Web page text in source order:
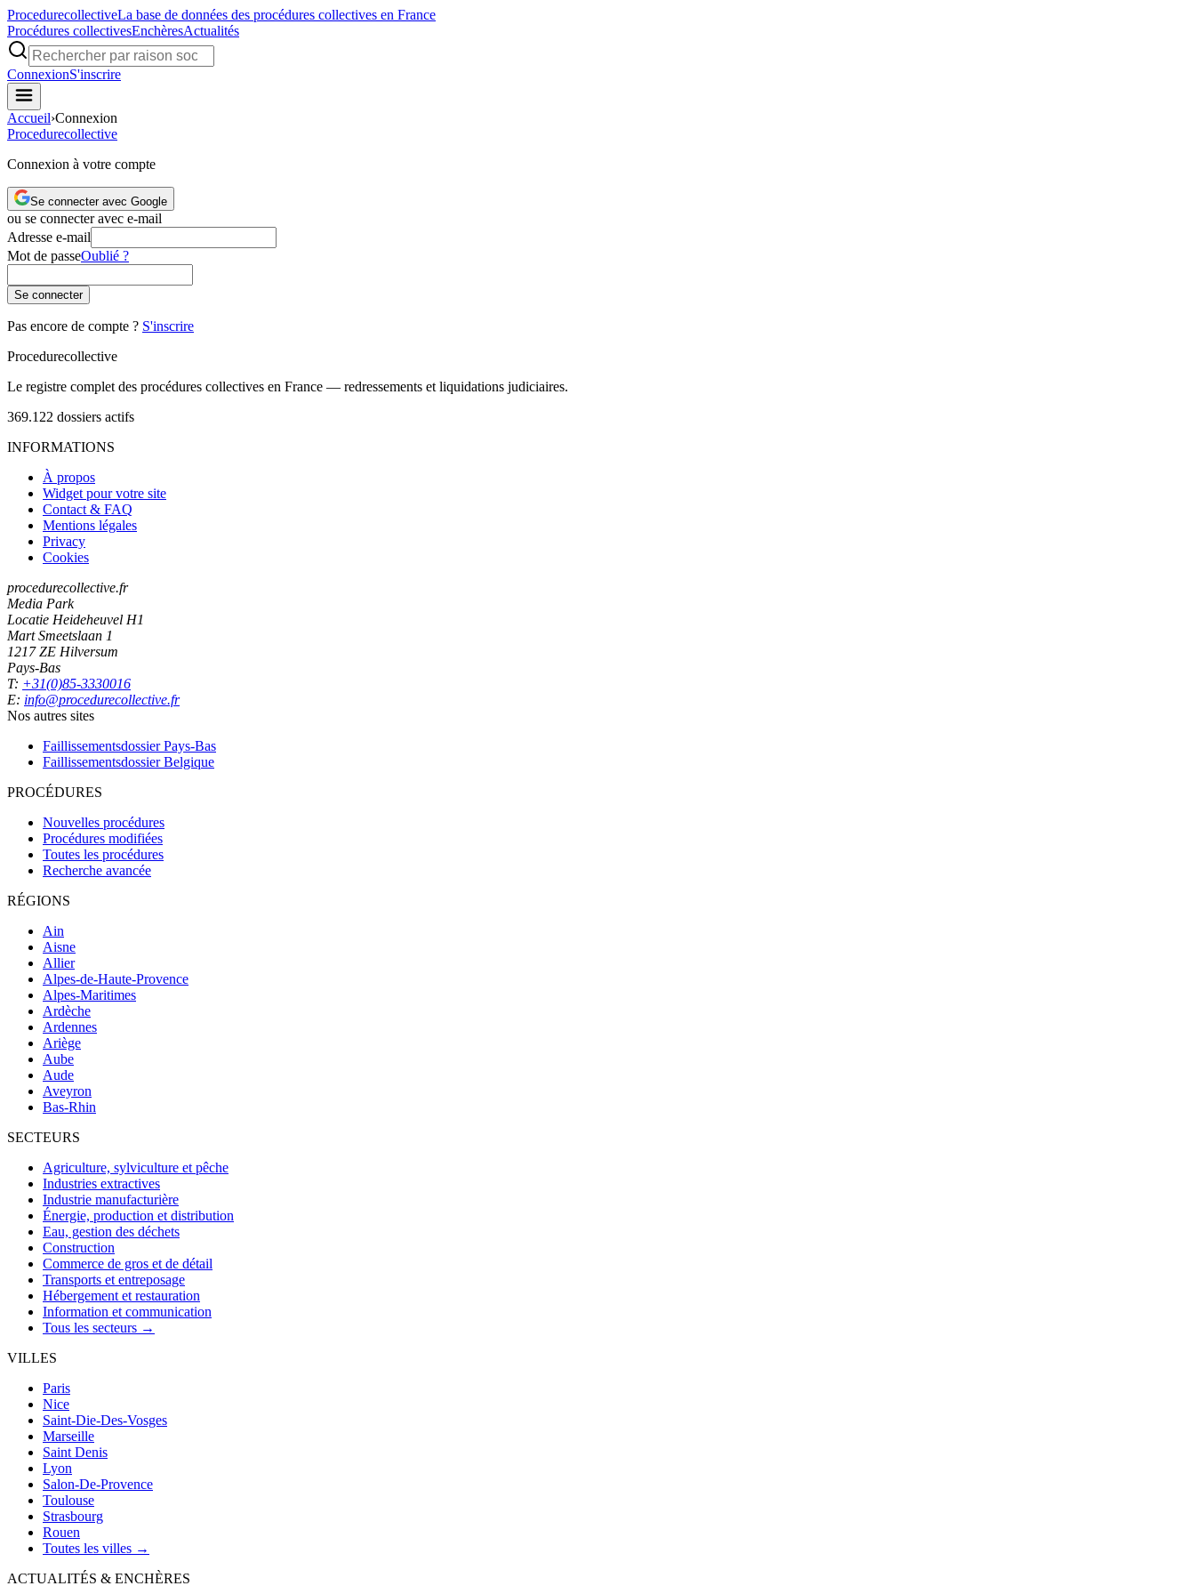
ProcedurecollectiveLa base de données des procédures collectives en France
Procédures collectivesEnchèresActualités
ConnexionS'inscrire
Accueil›Connexion
Procedurecollective
Connexion à votre compte
Se connecter avec Google
ou se connecter avec e-mail
Adresse e-mail
Mot de passeOublié ?
Se connecter
Pas encore de compte ? S'inscrire
Procedurecollective
Le registre complet des procédures collectives en France — redressements et liquidations judiciaires.
369.122 dossiers actifs
INFORMATIONS
À propos
Widget pour votre site
Contact & FAQ
Mentions légales
Privacy
Cookies
procedurecollective.fr
Media Park
Locatie Heideheuvel H1
Mart Smeetslaan 1
1217 ZE Hilversum
Pays-Bas
T: +31(0)85-3330016
E: info@procedurecollective.fr
Nos autres sites
Faillissementsdossier Pays-Bas
Faillissementsdossier Belgique
PROCÉDURES
Nouvelles procédures
Procédures modifiées
Toutes les procédures
Recherche avancée
RÉGIONS
Ain
Aisne
Allier
Alpes-de-Haute-Provence
Alpes-Maritimes
Ardèche
Ardennes
Ariège
Aube
Aude
Aveyron
Bas-Rhin
SECTEURS
Agriculture, sylviculture et pêche
Industries extractives
Industrie manufacturière
Énergie, production et distribution
Eau, gestion des déchets
Construction
Commerce de gros et de détail
Transports et entreposage
Hébergement et restauration
Information et communication
Tous les secteurs →
VILLES
Paris
Nice
Saint-Die-Des-Vosges
Marseille
Saint Denis
Lyon
Salon-De-Provence
Toulouse
Strasbourg
Rouen
Toutes les villes →
ACTUALITÉS & ENCHÈRES